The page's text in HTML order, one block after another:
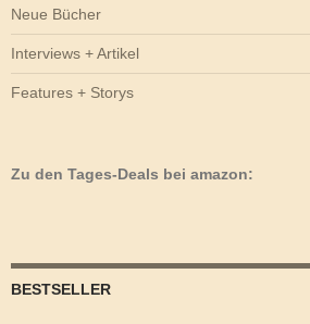
Neue Bücher
Interviews + Artikel
Features + Storys
Zu den Tages-Deals bei amazon:
BESTSELLER